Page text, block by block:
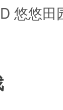
悠悠田